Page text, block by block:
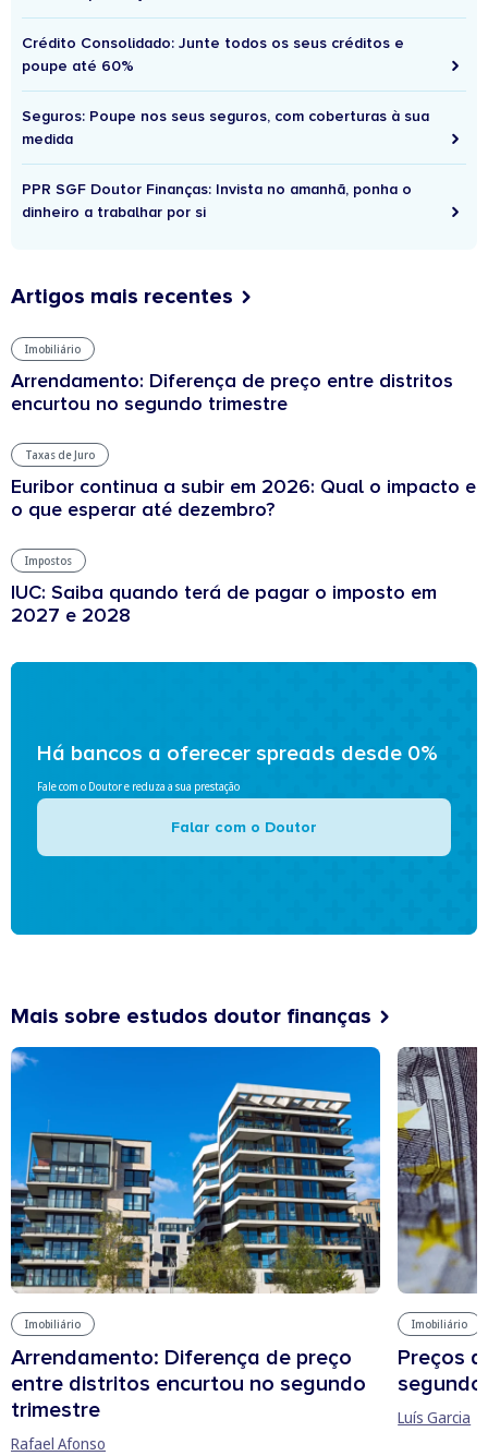
Crédito Consolidado: Junte todos os seus créditos e
poupe até 60%
Seguros: Poupe nos seus seguros, com coberturas à sua
medida
PPR SGF Doutor Finanças: Invista no amanhã, ponha o
dinheiro a trabalhar por si
Artigos mais recentes
Imobiliário
Arrendamento: Diferença de preço entre distritos
encurtou no segundo trimestre
Taxas de Juro
Euribor continua a subir em 2026: Qual o impacto e
o que esperar até dezembro?
Impostos
IUC: Saiba quando terá de pagar o imposto em
2027 e 2028
Há bancos a oferecer spreads desde 0%
Fale com o Doutor e reduza a sua prestação
Falar com o Doutor
Mais sobre estudos doutor finanças
Imobiliário
Arrendamento: Diferença de preço
entre distritos encurtou no segundo
trimestre
Rafael Afonso
Imobiliário
Preços
Luís Garcia